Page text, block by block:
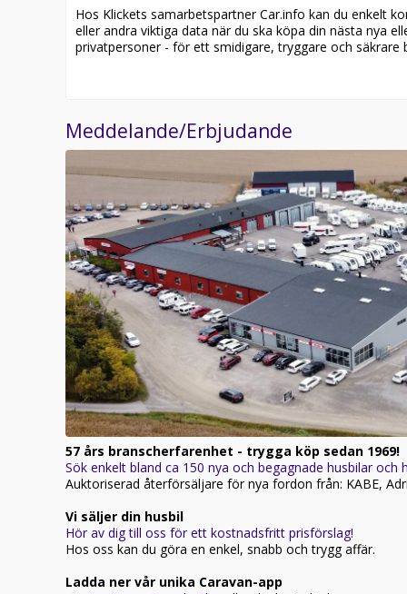
Hos Klickets samarbetspartner Car.info kan du enkelt
eller andra viktiga data när du ska köpa din nästa nya
privatpersoner - för ett smidigare, tryggare och säkrare
Meddelande/Erbjudande
57 års branscherfarenhet - trygga köp sedan 1969!
Sök enkelt bland ca 150 nya och begagnade husbilar och
Auktoriserad återförsäljare för nya fordon från: KABE,
Vi säljer din husbil
Hör av dig till oss för ett kostnadsfritt prisförslag!
Hos oss kan du göra en enkel, snabb och trygg affär.
Ladda ner vår unika Caravan-app